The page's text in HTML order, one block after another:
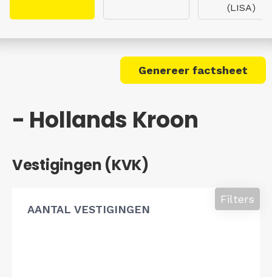
(LISA)
Genereer factsheet
- Hollands Kroon
Vestigingen (KVK)
AANTAL VESTIGINGEN
Filters